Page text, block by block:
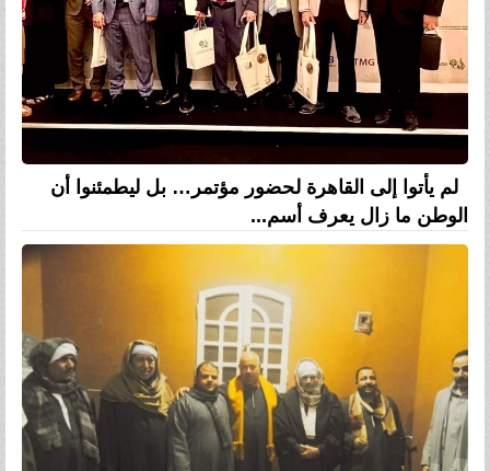
لم يأتوا إلى القاهرة لحضور مؤتمر… بل ليطمئنوا أن
الوطن ما زال يعرف أسم...